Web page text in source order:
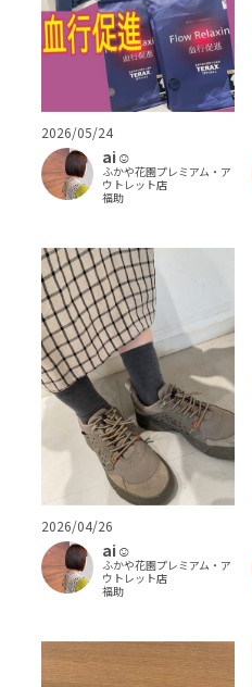
2026/05/24
ai‪‪☺︎‬
ふかや花園プレミアム・ア
ウトレット店
福助
2026/04/26
ai‪‪☺︎‬
ふかや花園プレミアム・ア
ウトレット店
福助